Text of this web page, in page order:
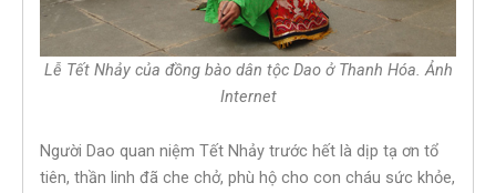
Lễ Tết Nhảy của đồng bào dân tộc Dao ở Thanh Hóa. Ảnh
Internet
Người Dao quan niệm Tết Nhảy trước hết là dịp tạ ơn tổ
tiên, thần linh đã che chở, phù hộ cho con cháu sức khỏe,